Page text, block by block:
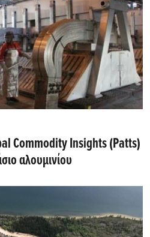
Commodity Insights (Patts)
αλουμινίου